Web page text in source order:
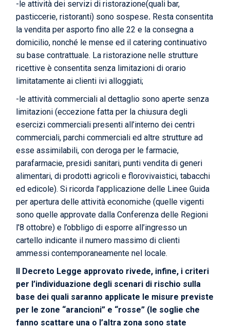
-le attività dei servizi di ristorazione(quali bar,
pasticcerie, ristoranti) sono sospese. Resta consentita
la vendita per asporto fino alle 22 e la consegna a
domicilio, nonché le mense ed il catering continuativo
su base contrattuale. La ristorazione nelle strutture
ricettive è consentita senza limitazioni di orario
limitatamente ai clienti ivi alloggiati;
-le attività commerciali al dettaglio sono aperte senza
limitazioni (eccezione fatta per la chiusura degli
esercizi commerciali presenti all’interno dei centri
commerciali, parchi commerciali ed altre strutture ad
esse assimilabili, con deroga per le farmacie,
parafarmacie, presidi sanitari, punti vendita di generi
alimentari, di prodotti agricoli e florovivaistici, tabacchi
ed edicole). Si ricorda l’applicazione delle Linee Guida
per apertura delle attività economiche (quelle vigenti
sono quelle approvate dalla Conferenza delle Regioni
l’8 ottobre) e l’obbligo di esporre all’ingresso un
cartello indicante il numero massimo di clienti
ammessi contemporaneamente nel locale.
Il Decreto Legge approvato rivede, infine, i criteri
per l’individuazione degli scenari di rischio sulla
base dei quali saranno applicate le misure previste
per le zone “arancioni” e “rosse” (le soglie che
fanno scattare una o l’altra zona sono state